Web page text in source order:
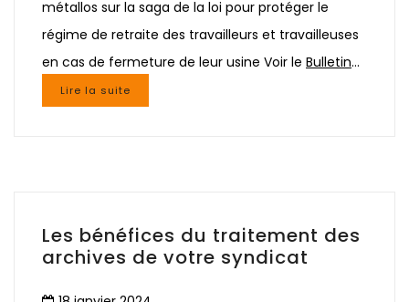
métallos sur la saga de la loi pour protéger le
régime de retraite des travailleurs et travailleuses
en cas de fermeture de leur usine Voir le Bulletin…
Lire la suite
Les bénéfices du traitement des
archives de votre syndicat